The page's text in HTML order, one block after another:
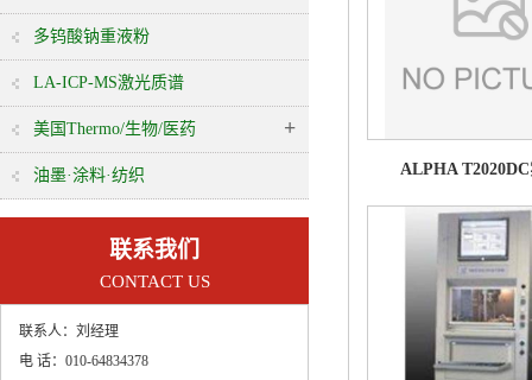
多钨酸钠重液粉
LA-ICP-MS激光质谱
美国Thermo/生物/医药 +
油墨·涂料·纺织
联系我们
CONTACT US
联系人： 刘经理
电 话： 010-64834378
ALPHA